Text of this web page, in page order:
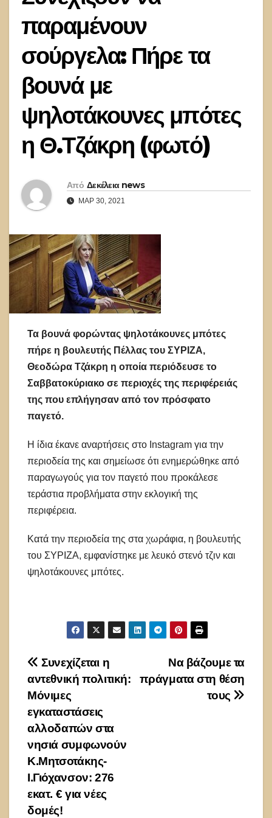
παραμένουν
σούργελα: Πήρε τα
βουνά με
ψηλοτάκουνες μπότες
η Θ.Τζάκρη (φωτό)
Από Δεκέλεια news
ΜΑΡ 30, 2021
Τα βουνά φορώντας ψηλοτάκουνες μπότες
πήρε η βουλευτής Πέλλας του ΣΥΡΙΖΑ,
Θεοδώρα Τζάκρη η οποία περιόδευσε το
Σαββατοκύριακο σε περιοχές της περιφέρειάς
της που επλήγησαν από τον πρόσφατο
παγετό.
Η ίδια έκανε αναρτήσεις στο Instagram για την
περιοδεία της και σημείωσε ότι ενημερώθηκε από
παραγωγούς για τον παγετό που προκάλεσε
τεράστια προβλήματα στην εκλογική της
περιφέρεια.
Κατά την περιοδεία της στα χωράφια, η βουλευτής
του ΣΥΡΙΖΑ, εμφανίστηκε με λευκό στενό τζιν και
ψηλοτάκουνες μπότες.
Πλοήγηση
άρθρων
Να βάζουμε τα
πράγματα στη θέση
τους
Συνεχίζεται η
αντεθνική πολιτική:
Μόνιμες
εγκαταστάσεις
αλλοδαπών στα
νησιά συμφωνούν
Κ.Μητσοτάκης-
Ι.Γιόχανσον: 276
εκατ. € για νέες
δομές!